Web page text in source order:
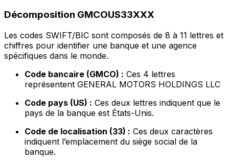
Décomposition GMCOUS33XXX
Les codes SWIFT/BIC sont composés de 8 à 11 lettres et
chiffres pour identifier une banque et une agence
spécifiques dans le monde.
Code bancaire (GMCO) : Ces 4 lettres
représentent GENERAL MOTORS HOLDINGS LLC
Code pays (US) : Ces deux lettres indiquent que le
pays de la banque est États-Unis.
Code de localisation (33) : Ces deux caractères
indiquent l’emplacement du siège social de la
banque.